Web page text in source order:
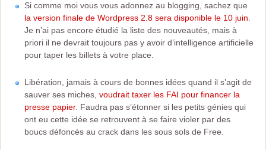
Si comme moi vous vous adonnez au blogging, sachez que
la version finale de Wordpress 2.8 sera disponible le 10 juin
Je n’ai pas encore étudié la liste des nouveautés, mais à
priori il ne devrait toujours pas y avoir d’intelligence artificielle
pour taper les billets à votre place.
Libération, jamais à cours de bonnes idées quand il s’agit de
sauver ses miches, voudrait taxer les FAI pour financer la
presse papier. Faudra pas s’étonner si les petits génies qui
ont eu cette idée se retrouvent à se faire violer par des
boucs défoncés au crack dans les sous sols de Free.